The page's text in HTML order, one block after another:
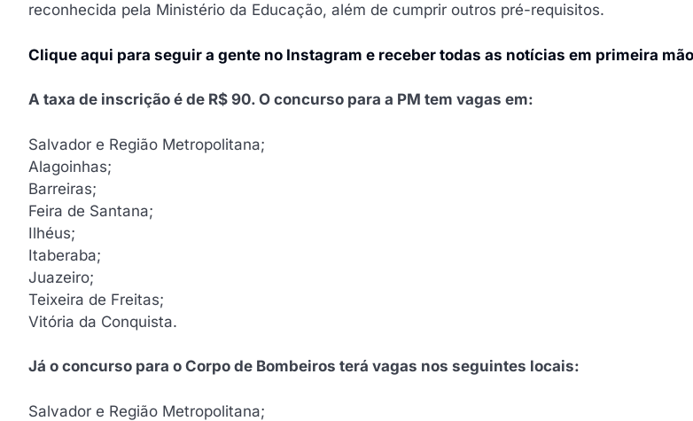
reconhecida pela Ministério da Educação, além de cumprir outros pré-requisitos.
Clique aqui para seguir a gente no Instagram e receber todas as notícias em primeira mão
A taxa de inscrição é de R$ 90. O concurso para a PM tem vagas em:
Salvador e Região Metropolitana;
Alagoinhas;
Barreiras;
Feira de Santana;
Ilhéus;
Itaberaba;
Juazeiro;
Teixeira de Freitas;
Vitória da Conquista.
Já o concurso para o Corpo de Bombeiros terá vagas nos seguintes locais:
Salvador e Região Metropolitana;